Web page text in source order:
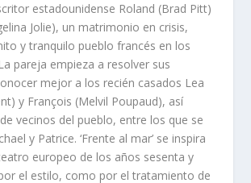
estadounidense Roland (Brad Pitt)
Jolie), un matrimonio en crisis,
y tranquilo pueblo francés en los
pareja empieza a resolver sus
mejor a los recién casados Lea
y François (Melvil Poupaud), así
vecinos del pueblo, entre los que se
y Patrice. ‘Frente al mar’ se inspira
europeo de los años sesenta y
el estilo, como por el tratamiento de